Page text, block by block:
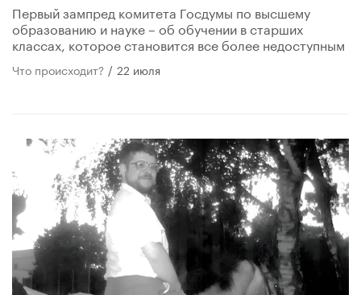
Первый зампред комитета Госдумы по высшему
образованию и науке – об обучении в старших
классах, которое становится все более недоступным
Что происходит? / 22 июля